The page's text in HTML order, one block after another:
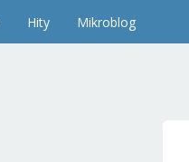
Hity Mikroblog